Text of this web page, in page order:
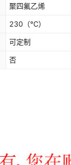
聚四氟乙烯
230 （℃）
可定制
否